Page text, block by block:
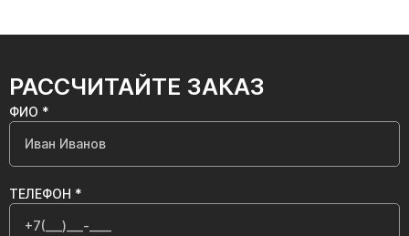
РАССЧИТАЙТЕ ЗАКАЗ
ФИО *
ТЕЛЕФОН *